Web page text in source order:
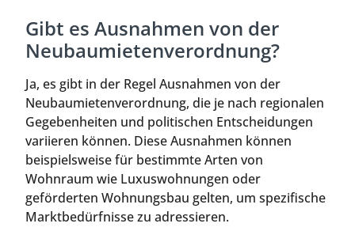
Gibt es Ausnahmen von der
Neubaumietenverordnung?
Ja, es gibt in der Regel Ausnahmen von der
Neubaumietenverordnung, die je nach regionalen
Gegebenheiten und politischen Entscheidungen
variieren können. Diese Ausnahmen können
beispielsweise für bestimmte Arten von
Wohnraum wie Luxuswohnungen oder
geförderten Wohnungsbau gelten, um spezifische
Marktbedürfnisse zu adressieren.